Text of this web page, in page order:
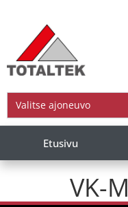
Valitse ajoneuvo
Etusivu
VK-